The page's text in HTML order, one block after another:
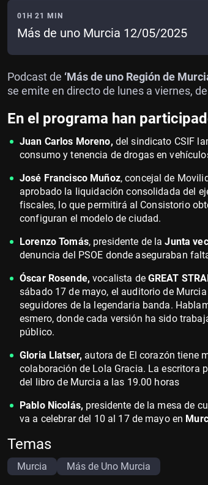
01H 21 MIN
Más de uno Murcia 12/05/2025
Podcast de ‘Más de uno Región de
se emite en directo de lunes a viernes,
En el programa han
Juan Carlos Moreno, del sindicato CSIF
consumo y tenencia de drogas en
José Francisco Muñoz, concejal de
aprobado la liquidación consolidada del
fiscales, lo que permitirá al Consistorio
configuran el modelo de ciudad.
Lorenzo Tomás, presidente de la Junta
denuncia del PSOE donde aseguraban
Óscar Rosende, vocalista deGREAT
sábado 17 de mayo, el auditorio de
seguidores de la legendaria banda.
esmero, donde cada versión ha sido
público.
Gloria Llatser, autora de El corazón tiene
colaboración de Lola Gracia. La escritora
del libro de Murcia a las 19.00 horas
Pablo Nicolás, presidente de la mesa de
va a celebrar del 10 al 17 de mayo en
Temas
Murcia Más de Uno Murcia